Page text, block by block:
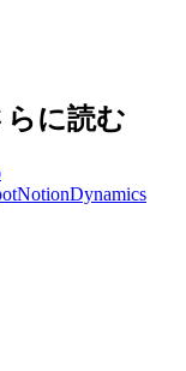
らに読む
NotionDynamics